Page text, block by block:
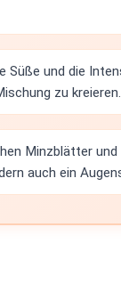
Süße und die
zu kreieren.
Minzblätter und
auch ein